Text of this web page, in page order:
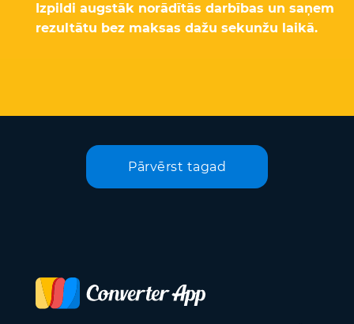
Izpildi augstāk norādītās darbības un saņem
rezultātu bez maksas dažu sekunžu laikā.
Pārvērst tagad